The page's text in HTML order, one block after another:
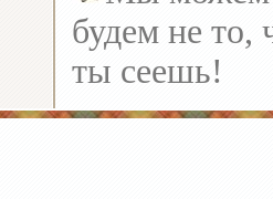
будем не то,
ты сеешь!